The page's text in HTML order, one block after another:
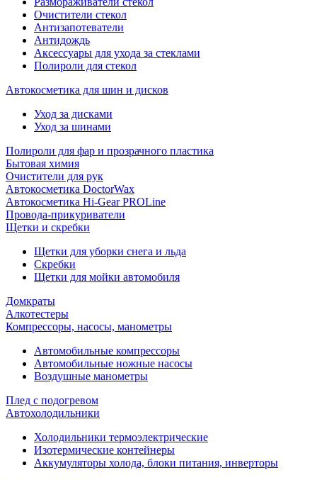
Очистители стекол
Антизапотеватели
Антидождь
Аксессуары для ухода за стеклами
Полироли для стекол
Автокосметика для шин и дисков
Уход за дисками
Уход за шинами
Полироли для фар и прозрачного пластика
Бытовая химия
Очистители для рук
Автокосметика DoctorWax
Автокосметика Hi-Gear PROLine
Провода-прикуриватели
Щетки и скребки
Щетки для уборки снега и льда
Скребки
Щетки для мойки автомобиля
Домкраты
Алкотестеры
Компрессоры, насосы, манометры
Автомобильные компрессоры
Автомобильные ножные насосы
Воздушные манометры
Плед с подогревом
Автохолодильники
Холодильники термоэлектрические
Изотермические контейнеры
Аккумуляторы холода, блоки питания, инверторы